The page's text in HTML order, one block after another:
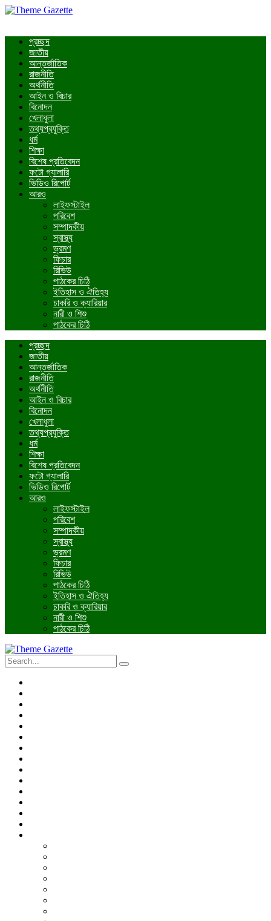
প্রচ্ছদ
জাতীয়
আন্তর্জাতিক
রাজনীতি
অর্থনীতি
আইন ও বিচার
বিনোদন
খেলাধুলা
তথ্যপ্রযুক্তি
ধর্ম
শিক্ষা
বিশেষ প্রতিবেদন
ফটো গ্যালারি
ভিডিও রিপোর্ট
আরও
লাইফস্টাইল
পরিবেশ
সম্পাদকীয়
স্বাস্থ্য
ভ্রমণ
ফিচার
রিভিউ
পাঠকের চিঠি
ইতিহাস ও ঐতিহ্য
চাকরি ও ক্যারিয়ার
নারী ও শিশু
পাঠকের চিঠি
প্রচ্ছদ
জাতীয়
আন্তর্জাতিক
রাজনীতি
অর্থনীতি
আইন ও বিচার
বিনোদন
খেলাধুলা
তথ্যপ্রযুক্তি
ধর্ম
শিক্ষা
বিশেষ প্রতিবেদন
ফটো গ্যালারি
ভিডিও রিপোর্ট
আরও
লাইফস্টাইল
পরিবেশ
সম্পাদকীয়
স্বাস্থ্য
ভ্রমণ
ফিচার
রিভিউ
পাঠকের চিঠি
ইতিহাস ও ঐতিহ্য
চাকরি ও ক্যারিয়ার
নারী ও শিশু
পাঠকের চিঠি